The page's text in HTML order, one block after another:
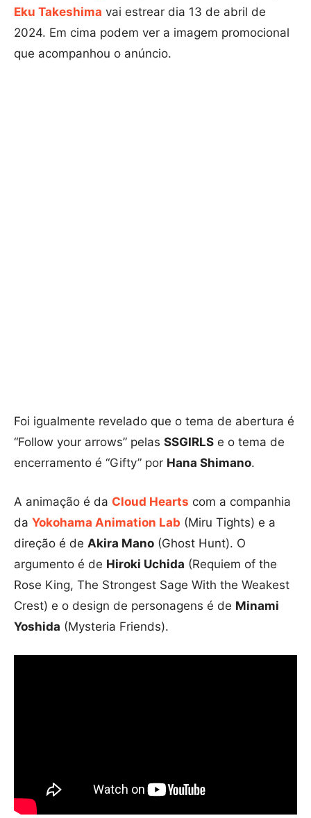
Eku Takeshima vai estrear dia 13 de abril de
2024. Em cima podem ver a imagem promocional
que acompanhou o anúncio.
Foi igualmente revelado que o tema de abertura é
“Follow your arrows” pelas SSGIRLS e o tema de
encerramento é “Gifty” por Hana Shimano.
A animação é da Cloud Hearts com a companhia
da Yokohama Animation Lab (Miru Tights) e a
direção é de Akira Mano (Ghost Hunt). O
argumento é de Hiroki Uchida (Requiem of the
Rose King, The Strongest Sage With the Weakest
Crest) e o design de personagens é de Minami
Yoshida (Mysteria Friends).